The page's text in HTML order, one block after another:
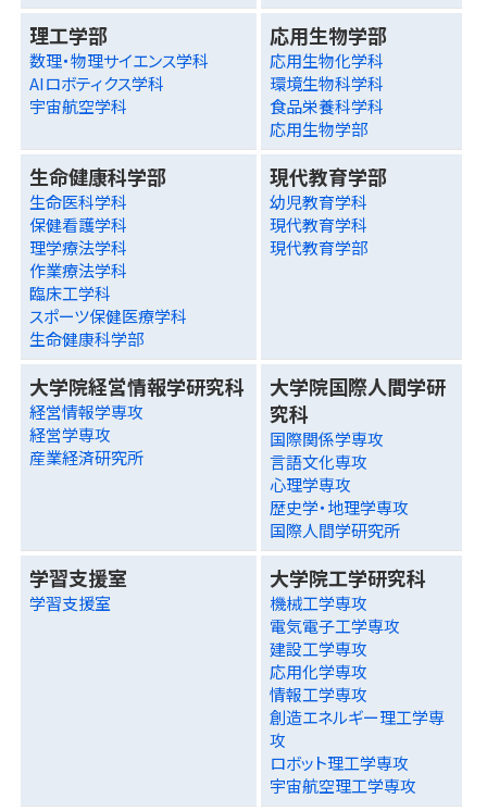
理工学部
数理・物理サイエンス学科
AIロボティクス学科
宇宙航空学科
応用生物学部
応用生物化学科
環境生物科学科
食品栄養科学科
応用生物学部
生命健康科学部
生命医科学科
保健看護学科
理学療法学科
作業療法学科
臨床工学科
スポーツ保健医療学科
生命健康科学部
現代教育学部
幼児教育学科
現代教育学科
現代教育学部
大学院経営情報学研究科
経営情報学専攻
経営学専攻
産業経済研究所
大学院国際人間学研
究科
国際関係学専攻
言語文化専攻
心理学専攻
歴史学・地理学専攻
国際人間学研究所
学習支援室
学習支援室
大学院工学研究科
機械工学専攻
電気電子工学専攻
建設工学専攻
応用化学専攻
情報工学専攻
創造エネルギー理工学専
攻
ロボット理工学専攻
宇宙航空理工学専攻